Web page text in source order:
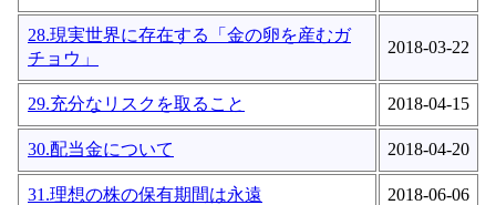
28.現実世界に存在する「金の卵を産むガ
チョウ」
2018-03-22
29.充分なリスクを取ること 2018-04-15
30.配当金について 2018-04-20
31.理想の株の保有期間は永遠 2018-06-06